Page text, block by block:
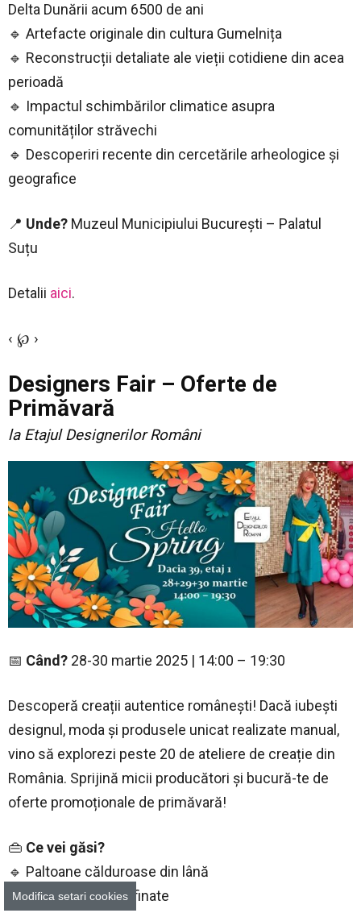
Delta Dunării acum 6500 de ani
🔹 Artefacte originale din cultura Gumelnița
🔹 Reconstrucții detaliate ale vieții cotidiene din acea
perioadă
🔹 Impactul schimbărilor climatice asupra
comunităților străvechi
🔹 Descoperiri recente din cercetările arheologice și
geografice
📍 Unde? Muzeul Municipiului București – Palatul
Suțu
Detalii aici.
‹ ℘ ›
Designers Fair – Oferte de
Primăvară
la Etajul Designerilor Români
📅 Când? 28-30 martie 2025 | 14:00 – 19:30
Descoperă creații autentice românești! Dacă iubești
designul, moda și produsele unicat realizate manual,
vino să explorezi peste 20 de ateliere de creație din
România. Sprijină micii producători și bucură-te de
oferte promoționale de primăvară!
👜 Ce vei găsi?
🔹 Paltoane călduroase din lână
🔹 Rochii și bluze rafinate
Modifica setari cookies